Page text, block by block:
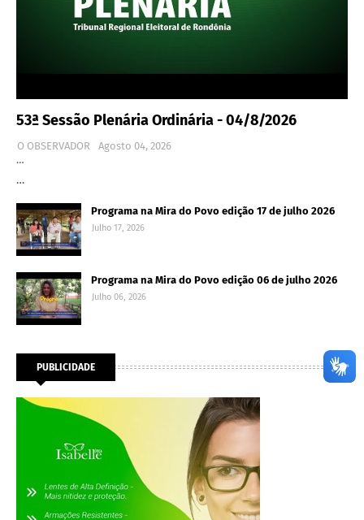
53ª Sessão Plenária Ordinária - 04/8/2026
O OBSERVADOR
Agosto 04, 2026
…
…
Programa na Mira do Povo edição 17 de julho 2026
Julho 17, 2026
Programa na Mira do Povo edição 06 de julho 2026
Julho 06, 2026
PUBLICIDADE